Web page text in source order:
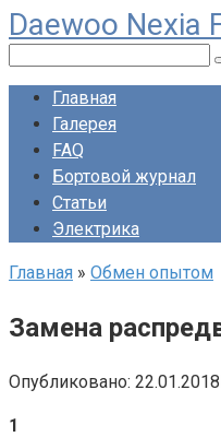
Перейти
к
контенту
Daewoo Nexia
Главная
Галерея
FAQ
Бортовой журнал
Статьи
Электрика
Главная » Обмен опытом
Замена
Опубликовано: 22.01.2018
1